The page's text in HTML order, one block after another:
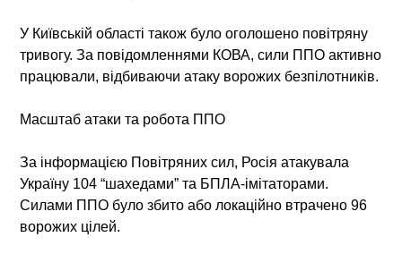
У Київській області також було оголошено повітряну
тривогу. За повідомленнями КОВА, сили ППО активно
працювали, відбиваючи атаку ворожих безпілотників.
Масштаб атаки та робота ППО
За інформацією Повітряних сил, Росія атакувала
Україну 104 “шахедами” та БПЛА-імітаторами.
Силами ППО було збито або локаційно втрачено 96
ворожих цілей.